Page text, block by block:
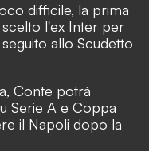
difficile, la prima
scelto l'ex Inter per
allo Scudetto
Conte potrà
Serie A e Coppa
il Napoli dopo la